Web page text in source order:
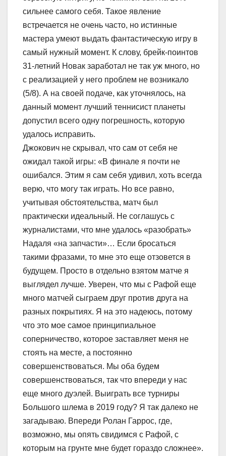
сильнее самого себя. Такое явление
встречается не очень часто, но истинные
мастера умеют выдать фантастическую игру в
самый нужный момент. К слову, брейк-поинтов
31-летний Новак заработал не так уж много, но
с реализацией у него проблем не возникало
(5/8). А на своей подаче, как уточнялось, на
данный момент лучший теннисист планеты
допустил всего одну погрешность, которую
удалось исправить.
Джокович не скрывал, что сам от себя не
ожидал такой игры: «В финале я почти не
ошибался. Этим я сам себя удивил, хоть всегда
верю, что могу так играть. Но все равно,
учитывая обстоятельства, матч был
практически идеальный. Не соглашусь с
журналистами, что мне удалось «разобрать»
Надаля «на запчасти»… Если бросаться
такими фразами, то мне это еще отзовется в
будущем. Просто в отдельно взятом матче я
выглядел лучше. Уверен, что мы с Рафой еще
много матчей сыграем друг против друга на
разных покрытиях. Я на это надеюсь, потому
что это мое самое принципиальное
соперничество, которое заставляет меня не
стоять на месте, а постоянно
совершенствоваться. Мы оба будем
совершенствоваться, так что впереди у нас
еще много дуэлей. Выиграть все турниры
Большого шлема в 2019 году? Я так далеко не
загадываю. Впереди Ролан Гаррос, где,
возможно, мы опять свидимся с Рафой, с
которым на грунте мне будет гораздо сложнее».